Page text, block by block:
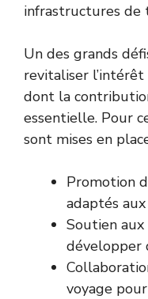
infrastructures de
Un des grands
revitaliser
dont la
essentielle. Pour
sont mises en
Promotion
adaptés
Soutien
développer
voyage